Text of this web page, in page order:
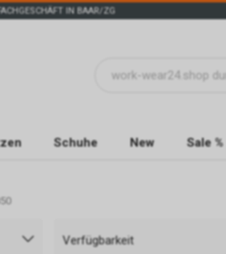
IN BAAR/ZG
Schuhe New Sale %
Verfügbarkeit